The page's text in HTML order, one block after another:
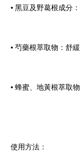
• 黑豆及野葛根成分
• 芍藥根萃取物：舒
• 蜂蜜、地黃根萃取
使用方法：